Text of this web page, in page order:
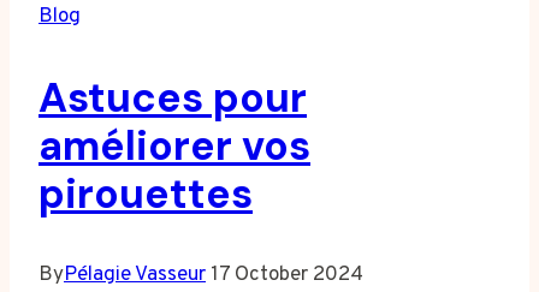
un
guide
complet
Blog
Astuces pour
améliorer vos
pirouettes
ByPélagie Vasseur 17 October 2024